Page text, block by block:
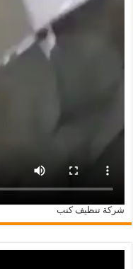
شركة تنظيف كنب